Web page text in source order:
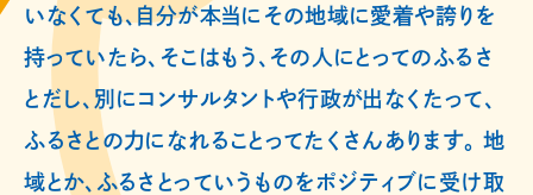
いなくても、自分が本当にその地域に愛着や誇りを
持っていたら、そこはもう、その人にとってのふるさ
とだし、別にコンサルタントや行政が出なくたって、
ふるさとの力になれることってたくさんあります。 地
域とか、ふるさとっていうものをポジティブに受け取